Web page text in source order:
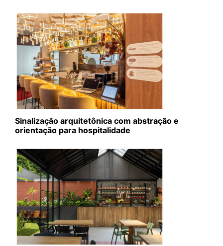
Sinalização arquitetônica com abstração e
orientação para hospitalidade